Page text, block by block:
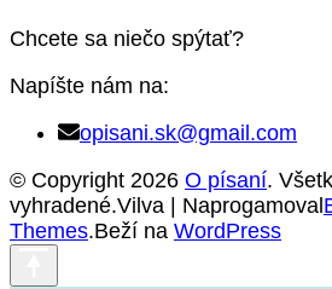
Chcete sa niečo spýtať?
Napíšte nám na:
opisani.sk@gmail.com
© Copyright 2026 O písaní.
vyhradené.Vilva | Naprogamoval
Themes.Beží na WordPress